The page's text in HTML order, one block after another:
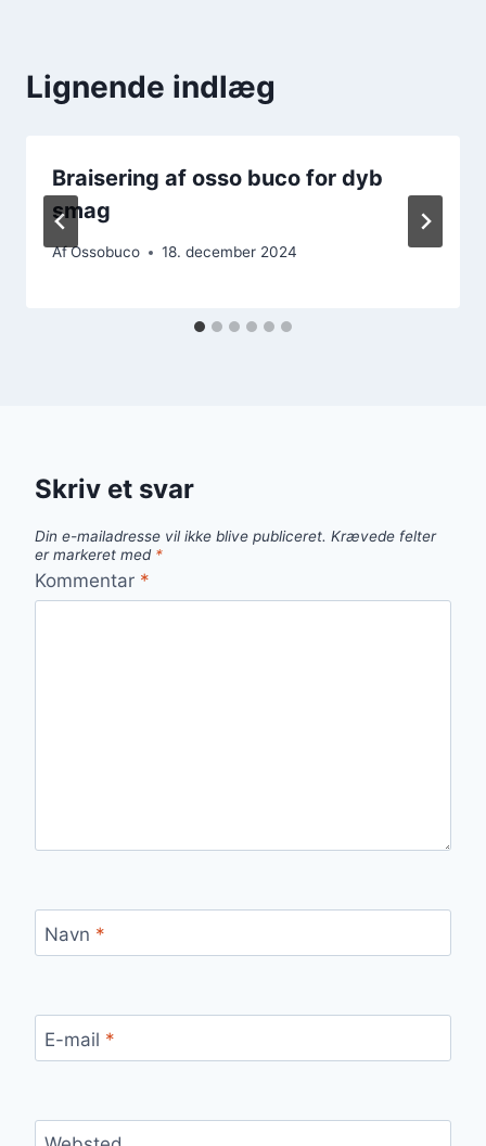
Lignende indlæg
Braisering af osso buco for dyb
smag
AfOssobuco 18. december 2024
Skriv et svar
Din e-mailadresse vil ikke blive publiceret. Krævede felter
er markeret med *
Kommentar *
Navn *
E-mail *